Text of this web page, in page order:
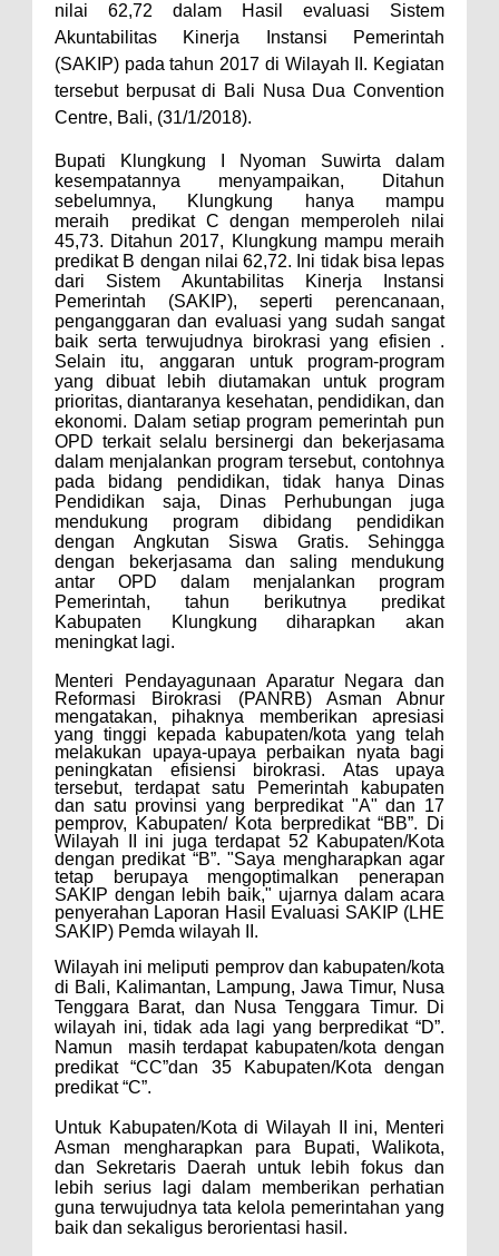
nilai 62,72 dalam Hasil evaluasi Sistem
Akuntabilitas Kinerja Instansi Pemerintah
(SAKIP) pada tahun 2017 di Wilayah II. Kegiatan
tersebut berpusat di Bali Nusa Dua Convention
Centre, Bali, (31/1/2018).
Bupati Klungkung I Nyoman Suwirta dalam
kesempatannya menyampaikan, Ditahun
sebelumnya, Klungkung hanya mampu
meraih predikat C dengan memperoleh nilai
45,73. Ditahun 2017, Klungkung mampu meraih
predikat B dengan nilai 62,72. Ini tidak bisa lepas
dari Sistem Akuntabilitas Kinerja Instansi
Pemerintah (SAKIP), seperti perencanaan,
penganggaran dan evaluasi yang sudah sangat
baik serta terwujudnya birokrasi yang efisien .
Selain itu, anggaran untuk program-program
yang dibuat lebih diutamakan untuk program
prioritas, diantaranya kesehatan, pendidikan, dan
ekonomi. Dalam setiap program pemerintah pun
OPD terkait selalu bersinergi dan bekerjasama
dalam menjalankan program tersebut, contohnya
pada bidang pendidikan, tidak hanya Dinas
Pendidikan saja, Dinas Perhubungan juga
mendukung program dibidang pendidikan
dengan Angkutan Siswa Gratis. Sehingga
dengan bekerjasama dan saling mendukung
antar OPD dalam menjalankan program
Pemerintah, tahun berikutnya predikat
Kabupaten Klungkung diharapkan akan
meningkat lagi.
Menteri Pendayagunaan Aparatur Negara dan
Reformasi Birokrasi (PANRB) Asman Abnur
mengatakan, pihaknya memberikan apresiasi
yang tinggi kepada kabupaten/kota yang telah
melakukan upaya-upaya perbaikan nyata bagi
peningkatan efisiensi birokrasi. Atas upaya
tersebut, terdapat satu Pemerintah kabupaten
dan satu provinsi yang berpredikat "A" dan 17
pemprov, Kabupaten/ Kota berpredikat “BB”. Di
Wilayah II ini juga terdapat 52 Kabupaten/Kota
dengan predikat “B”."Saya mengharapkan agar
tetap berupaya mengoptimalkan penerapan
SAKIP dengan lebih baik," ujarnya dalam acara
penyerahan Laporan Hasil Evaluasi SAKIP (LHE
SAKIP) Pemda wilayah II.
Wilayah ini meliputi pemprov dan kabupaten/kota
di Bali, Kalimantan, Lampung, Jawa Timur, Nusa
Tenggara Barat, dan Nusa Tenggara Timur. Di
wilayah ini, tidak ada lagi yang berpredikat “D”.
Namun masih terdapat kabupaten/kota dengan
predikat “CC”dan 35 Kabupaten/Kota dengan
predikat “C”.
Untuk Kabupaten/Kota di Wilayah II ini, Menteri
Asman mengharapkan para Bupati, Walikota,
dan Sekretaris Daerah untuk lebih fokus dan
lebih serius lagi dalam memberikan perhatian
guna terwujudnya tata kelola pemerintahan yang
baik dan sekaligus berorientasi hasil.